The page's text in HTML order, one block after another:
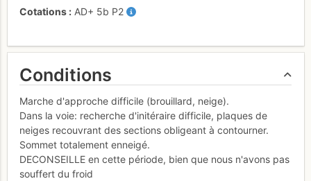
Cotations AD+ 5b P2
Conditions
Marche d'approche difficile (brouillard, neige).
Dans la voie: recherche d'initéraire difficile, plaques de
neiges recouvrant des sections obligeant à contourner.
Sommet totalement enneigé.
DECONSEILLE en cette période, bien que nous n'avons pas
souffert du froid